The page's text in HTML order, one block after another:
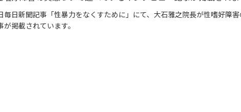
毎日新聞記事「性暴力をなくすために」にて、大石雅之院長が性嗜好障
掲載されています。